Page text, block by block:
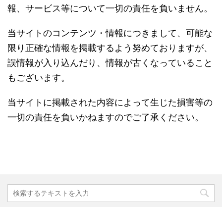
報、サービス等について一切の責任を負いません。
当サイトのコンテンツ・情報につきまして、可能な
限り正確な情報を掲載するよう努めておりますが、
誤情報が入り込んだり、情報が古くなっていること
もございます。
当サイトに掲載された内容によって生じた損害等の
一切の責任を負いかねますのでご了承ください。